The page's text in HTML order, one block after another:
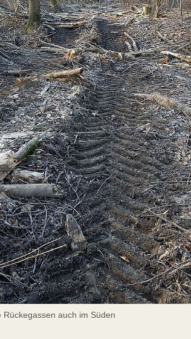
Rückegassen auch im Süden